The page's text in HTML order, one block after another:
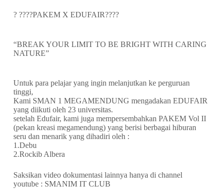
? ????PAKEM X EDUFAIR????
“BREAK YOUR LIMIT TO BE BRIGHT WITH CARING
NATURE”
Untuk para pelajar yang ingin melanjutkan ke perguruan
tinggi,
Kami SMAN 1 MEGAMENDUNG mengadakan EDUFAIR
yang diikuti oleh 23 universitas.
setelah Edufair, kami juga mempersembahkan PAKEM Vol II
(pekan kreasi megamendung) yang berisi berbagai hiburan
seru dan menarik yang dihadiri oleh :
1.Debu
2.Rockib Albera
Saksikan video dokumentasi lainnya hanya di channel
youtube : SMANIM IT CLUB